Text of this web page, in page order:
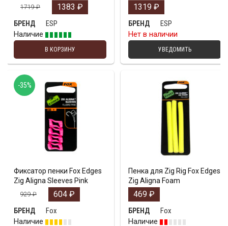
1719₽ 1383 ₽
БРЕНД
ESP
Наличие
В КОРЗИНУ
1319 ₽
БРЕНД
ESP
Нет в наличии
УВЕДОМИТЬ
Фиксатор пенки Fox Edges
Zig Aligna Sleeves Pink
929₽ 604 ₽
БРЕНД
Fox
Наличие
-35%
Пенка для Zig Rig Fox Edges
Zig Aligna Foam
469 ₽
БРЕНД
Fox
Наличие